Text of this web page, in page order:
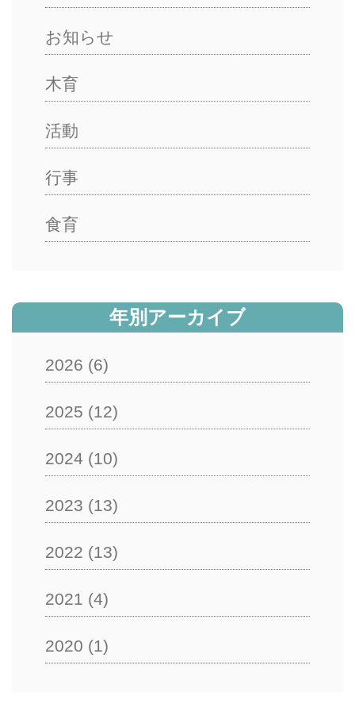
お知らせ
木育
活動
行事
食育
年別アーカイブ
2026 (6)
2025 (12)
2024 (10)
2023 (13)
2022 (13)
2021 (4)
2020 (1)